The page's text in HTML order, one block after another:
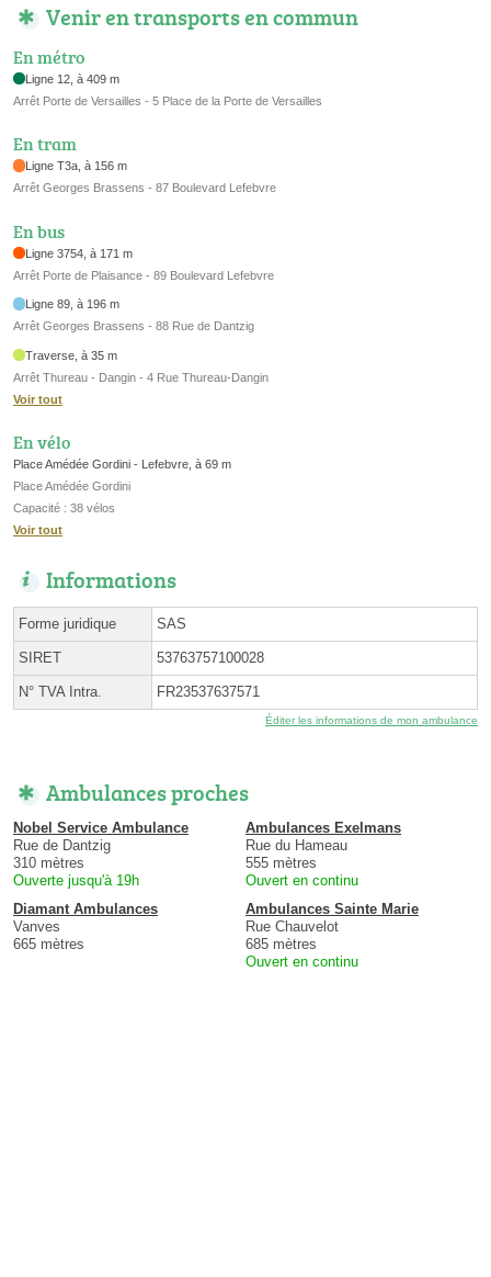
Venir en transports en commun
En métro
Ligne 12, à 409 m
Arrêt Porte de Versailles - 5 Place de la Porte de Versailles
En tram
Ligne T3a, à 156 m
Arrêt Georges Brassens - 87 Boulevard Lefebvre
En bus
Ligne 3754, à 171 m
Arrêt Porte de Plaisance - 89 Boulevard Lefebvre
Ligne 89, à 196 m
Arrêt Georges Brassens - 88 Rue de Dantzig
Traverse, à 35 m
Arrêt Thureau - Dangin - 4 Rue Thureau-Dangin
Voir tout
En vélo
Place Amédée Gordini - Lefebvre, à 69 m
Place Amédée Gordini
Capacité : 38 vélos
Voir tout
Informations
Forme juridique SAS
SIRET 53763757100028
N° TVA Intra. FR23537637571
Éditer les informations de mon ambulance
Ambulances proches
Nobel Service Ambulance
Rue de Dantzig
310 mètres
Ouverte jusqu'à 19h
Ambulances Exelmans
Rue du Hameau
555 mètres
Ouvert en continu
Diamant Ambulances
Vanves
665 mètres
Ambulances Sainte Marie
Rue Chauvelot
685 mètres
Ouvert en continu